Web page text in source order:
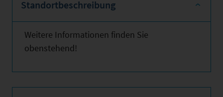
Standortbeschreibung
Weitere Informationen finden Sie
obenstehend!